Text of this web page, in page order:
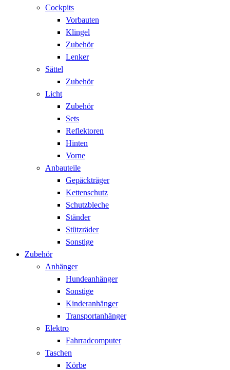
Cockpits
Vorbauten
Klingel
Zubehör
Lenker
Sättel
Zubehör
Licht
Zubehör
Sets
Reflektoren
Hinten
Vorne
Anbauteile
Gepäckträger
Kettenschutz
Schutzbleche
Ständer
Stützräder
Sonstige
Zubehör
Anhänger
Hundeanhänger
Sonstige
Kinderanhänger
Transportanhänger
Elektro
Fahrradcomputer
Taschen
Körbe